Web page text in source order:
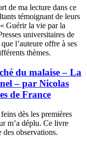
de ma lecture dans ce
témoignant de leurs
Guérir la vie par la
universitaires de
l’auteure offre à ses
thèmes.
du malaise – La
– par Nicolas
de France
dès les premières
m’a déplu. Ce livre
des observations.